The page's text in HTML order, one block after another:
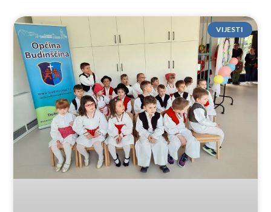
VIJESTI